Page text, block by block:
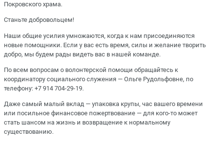
Покровского храма.
Станьте добровольцем!
Наши общие усилия умножаются, когда к нам присоединяются
новые помощники. Если у вас есть время, силы и желание творить
добро, мы будем рады видеть вас в нашей команде.
По всем вопросам о волонтерской помощи обращайтесь к
координатору социального служения — Ольге Рудольфовне, по
телефону: +7 914 704-29-19.
Даже самый малый вклад — упаковка крупы, час вашего времени
или посильное финансовое пожертвование — для кого-то может
стать шансом на жизнь и возвращение к нормальному
существованию.